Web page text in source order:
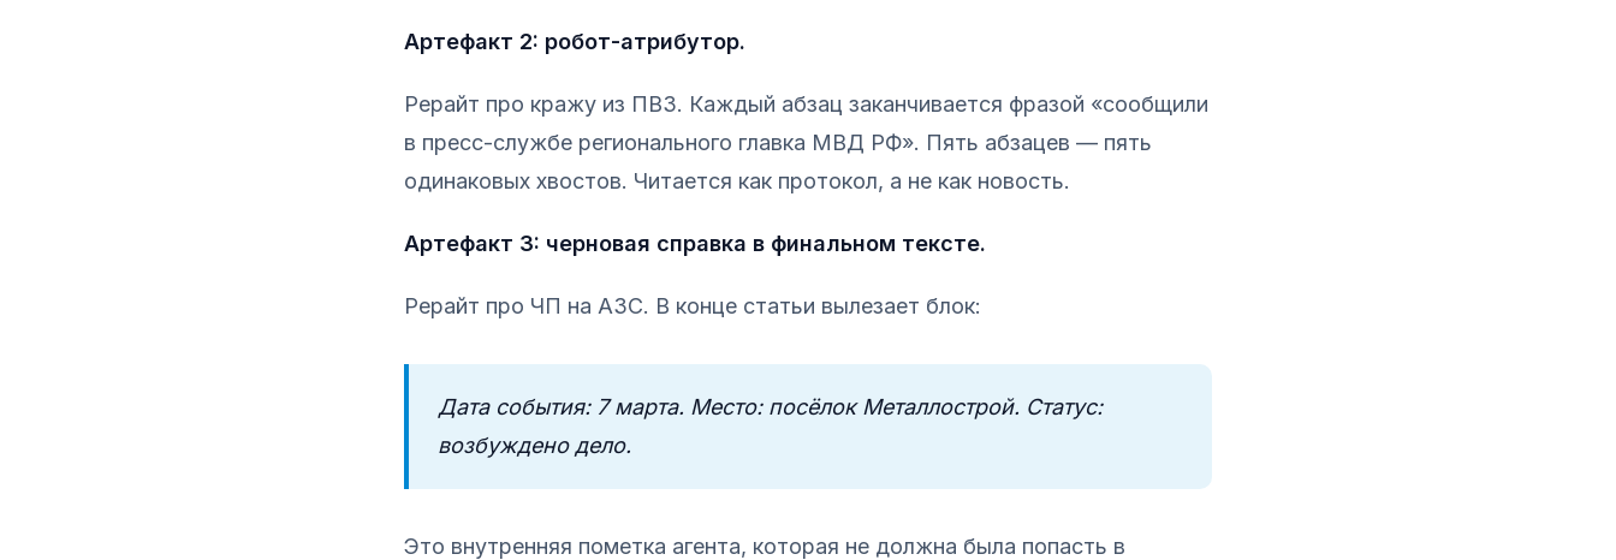
Артефакт 2: робот-атрибутор.
Рерайт про кражу из ПВЗ. Каждый абзац заканчивается фразой «сообщили
в пресс-службе регионального главка МВД РФ». Пять абзацев — пять
одинаковых хвостов. Читается как протокол, а не как новость.
Артефакт 3: черновая справка в финальном тексте.
Рерайт про ЧП на АЗС. В конце статьи вылезает блок:
Дата события: 7 марта. Место: посёлок Металлострой. Статус:
возбуждено дело.
Это внутренняя пометка агента, которая не должна была попасть в